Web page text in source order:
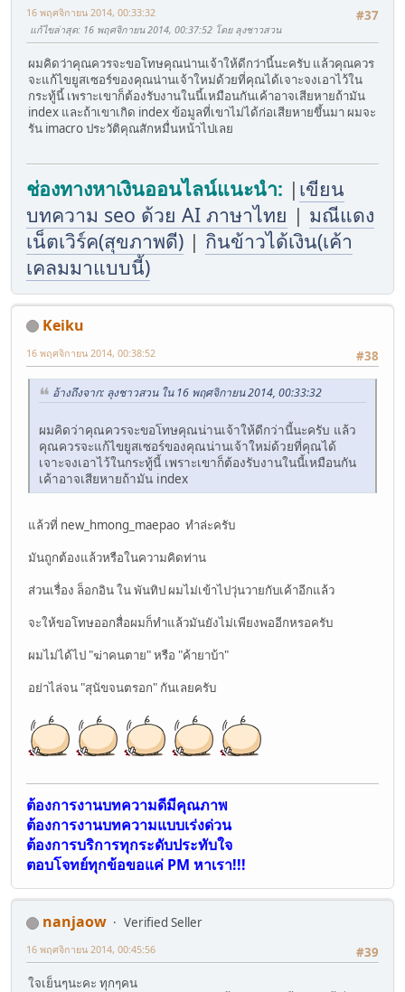
#37
16 พฤศจิกายน 2014, 00:33:32
แก้ไขล่าสุด: 16 พฤศจิกายน 2014, 00:37:52 โดย ลุงชาวสวน
ผมคิดว่าคุณควรจะขอโทษคุณน่านเจ้าให้ดีกว่านี้นะครับ แล้วคุณควร
จะแก้ไขยูสเซอร์ของคุณน่านเจ้าใหม่ด้วยที่คุณได้เจาะจงเอาไว้ใน
กระทู้นี้ เพราะเขาก็ต้องรับงานในนี้เหมือนกันเค้าอาจเสียหายถ้ามัน
index และถ้าเขาเกิด index ข้อมูลที่เขาไม่ได้ก่อเสียหายขึ้นมา ผมจะ
รัน imacro ประวัติคุณสักหมื่นหน้าไปเลย
ช่องทางหาเงินออนไลน์แนะนำ: | เขียน
บทความ seo ด้วย AI ภาษาไทย | มณีแดง
เน็ตเวิร์ค(สุขภาพดี) | กินข้าวได้เงิน(เค้า
เคลมมาแบบนี้)
Keiku
#38
16 พฤศจิกายน 2014, 00:38:52
อ้างถึงจาก: ลุงชาวสวน ใน 16 พฤศจิกายน 2014, 00:33:32
ผมคิดว่าคุณควรจะขอโทษคุณน่านเจ้าให้ดีกว่านี้นะครับ แล้ว
คุณควรจะแก้ไขยูสเซอร์ของคุณน่านเจ้าใหม่ด้วยที่คุณได้
เจาะจงเอาไว้ในกระทู้นี้ เพราะเขาก็ต้องรับงานในนี้เหมือนกัน
เค้าอาจเสียหายถ้ามัน index
แล้วที่ new_hmong_maepao ทำล่ะครับ
มันถูกต้องแล้วหรือในความคิดท่าน
ส่วนเรื่อง ล็อกอิน ใน พันทิป ผมไม่เข้าไปวุ่นวายกับเค้าอีกแล้ว
จะให้ขอโทษออกสื่อผมก็ทำแล้วมันยังไม่เพียงพออีกหรอครับ
ผมไม่ได้ไป "ฆ่าคนตาย" หรือ "ค้ายาบ้า"
อย่าไล่จน "สุนัขจนตรอก" กันเลยครับ
ต้องการงานบทความดีมีคุณภาพ
ต้องการงานบทความแบบเร่งด่วน
ต้องการบริการทุกระดับประทับใจ
ตอบโจทย์ทุกข้อขอแค่ PM หาเรา!!!
nanjaow
Verified Seller
#39
16 พฤศจิกายน 2014, 00:45:56
ใจเย็นๆนะคะ ทุกๆคน